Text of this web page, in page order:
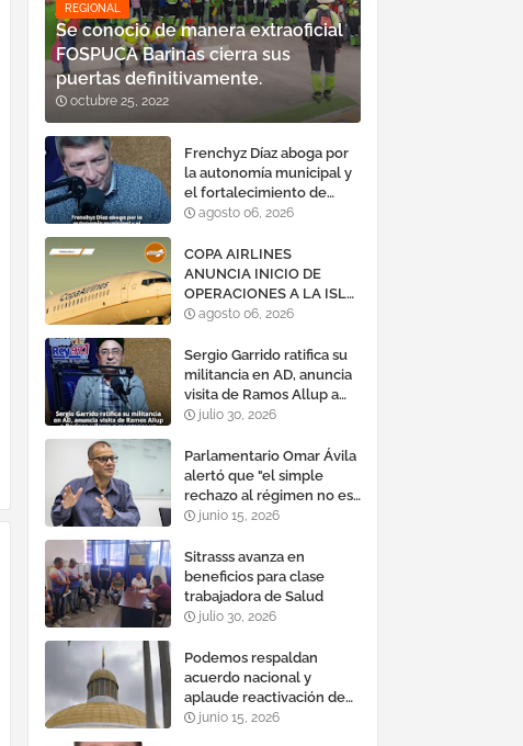
REGIONAL
Se conoció de manera extraoficial
FOSPUCA Barinas cierra sus
puertas definitivamente.
octubre 25, 2022
Frenchyz Díaz aboga por
la autonomía municipal y
el fortalecimiento de
servicios públicos
agosto 06, 2026
COPA AIRLINES
ANUNCIA INICIO DE
OPERACIONES A LA ISLA
DE MARGARITA,
agosto 06, 2026
Sergio Garrido ratifica su
militancia en AD, anuncia
visita de Ramos Allup a
Barinas y llama a
cauteloso»
julio 30, 2026
Parlamentario Omar Ávila
alertó que "el simple
rechazo al régimen no es
suficiente para lograr un
efectivo"
junio 15, 2026
Sitrasss avanza en
beneficios para clase
trabajadora de Salud
julio 30, 2026
Podemos respaldan
acuerdo nacional y
aplaude reactivación de
Tocoma con la
junio 15, 2026